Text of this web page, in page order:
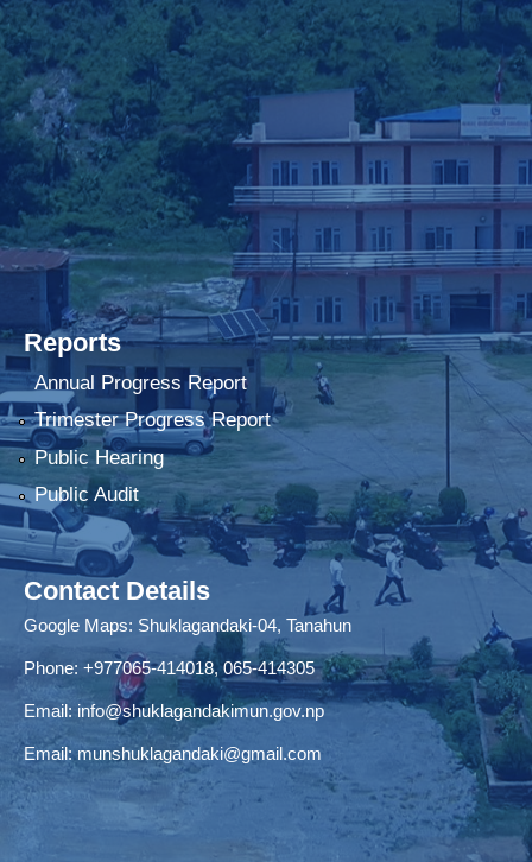
Reports
Annual Progress Report
Trimester Progress Report
Public Hearing
Public Audit
Contact Details
Google Maps: Shuklagandaki-04, Tanahun
Phone: +977065-414018,065-414305
Email: info@shuklagandakimun.gov.np
Email:munshuklagandaki@gmail.com